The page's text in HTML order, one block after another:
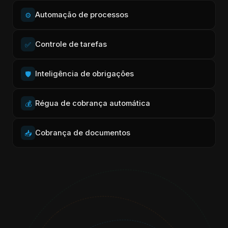
⚙️ Automação de processos
✅ Controle de tarefas
🛡️ Inteligência de obrigações
💰 Régua de cobrança automática
📥 Cobrança de documentos